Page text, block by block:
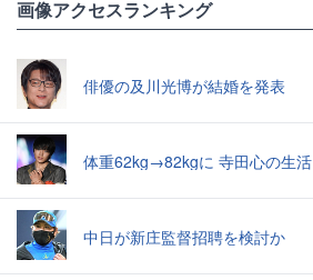
画像アクセスランキング
俳優の及川光博が結婚を発表
体重62kg→82kgに 寺田心の生活
中日が新庄監督招聘を検討か